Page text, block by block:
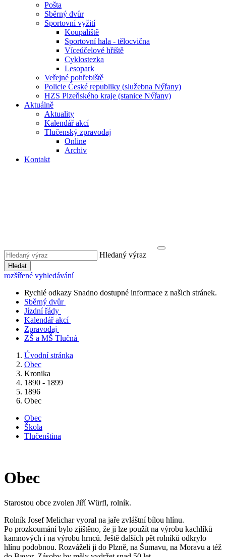
Pošta
Sběrný dvůr
Sportovní vyžití
Koupaliště
Sportovní hala - tělocvična
Víceúčelové hřiště
Cyklostezka
Lesopark
Veřejné pohřebiště
Policie České republiky (služebna Nýřany)
HZS Plzeňského kraje (stanice Nýřany)
Aktuálně
Aktuality
Kalendář akcí
Tlučenský zpravodaj
Online
Archiv
Kontakt
Hledaný výraz
Hledat
rozšířené vyhledávání
Rychlé odkazy Snadno dostupné informace z našich stránek.
Sběrný dvůr
Jízdní řády
Kalendář akcí
Zpravodaj
ZŠ a MŠ Tlučná
Úvodní stránka
Obec
Kronika
1890 - 1899
1896
Obec
Obec
Škola
Tlučenština
Obec
Starostou obce zvolen Jiří Würfl, rolník.
Rolník Josef Melichar vyoral na jaře zvláštní bílou hlínu.
Po prozkoumání bylo zjištěno, že ji lze použít na výrobu kachlíků
kamnových i na výrobu hrnců. Ještě dalších pět rolníků odkrylo
hlínu podobnou. Rozváželi ji do Plzně, na Šumavu, na Moravu a též